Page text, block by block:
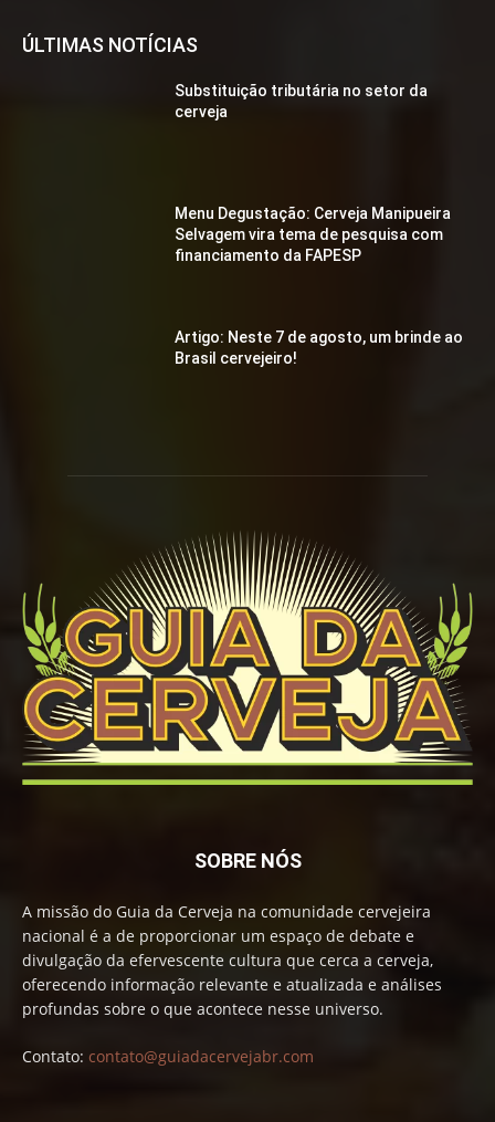
ÚLTIMAS NOTÍCIAS
Substituição tributária no setor da
cerveja
Menu Degustação: Cerveja Manipueira
Selvagem vira tema de pesquisa com
financiamento da FAPESP
Artigo: Neste 7 de agosto, um brinde ao
Brasil cervejeiro!
SOBRE NÓS
A missão do Guia da Cerveja na comunidade cervejeira
nacional é a de proporcionar um espaço de debate e
divulgação da efervescente cultura que cerca a cerveja,
oferecendo informação relevante e atualizada e análises
profundas sobre o que acontece nesse universo.
Contato: contato@guiadacervejabr.com